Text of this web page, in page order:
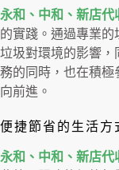
永和、中和、新店代
的實踐。通過專業
垃圾對環境的影響，
務的同時，也在積極
向前進。
便捷節省的生活方
永和、中和、新店代